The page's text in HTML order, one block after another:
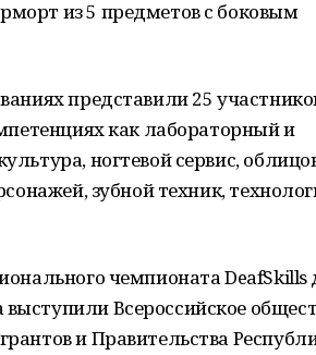
из 5 предметов с боковым
представили 25
как лабораторный и
ногтевой сервис,
зубной техник,
чемпионата DeafSkills
Всероссийское
и Правительства